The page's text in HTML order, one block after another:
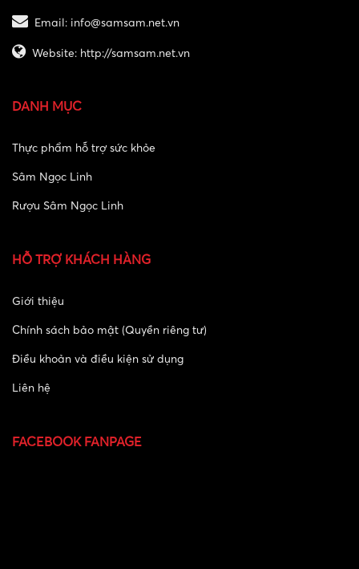
Email: info@samsam.net.vn
Website: http://samsam.net.vn
DANH MỤC
Thực phẩm hỗ trợ sức khỏe
Sâm Ngọc Linh
Rượu Sâm Ngọc Linh
HỖ TRỢ KHÁCH HÀNG
Giới thiệu
Chính sách bảo mật (Quyền riêng tư)
Điều khoản và điều kiện sử dụng
Liên hệ
FACEBOOK FANPAGE